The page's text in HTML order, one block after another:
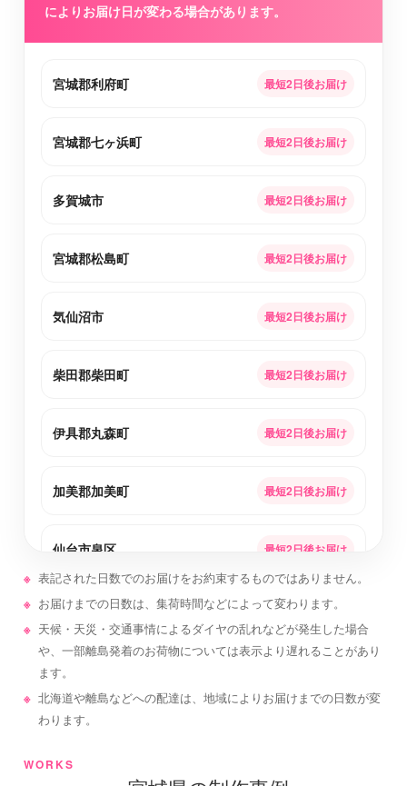
によりお届け日が変わる場合があります。
宮城郡利府町 最短2日後お届け
宮城郡七ヶ浜町 最短2日後お届け
多賀城市 最短2日後お届け
宮城郡松島町 最短2日後お届け
気仙沼市 最短2日後お届け
柴田郡柴田町 最短2日後お届け
伊具郡丸森町 最短2日後お届け
加美郡加美町 最短2日後お届け
仙台市泉区 最短2日後お届け
牡鹿郡女川町 最短2日後お届け
黒川郡大和町
刈田郡蔵王町
最短2日後お届け
表記された日数でのお届けをお約束するものではありません。
お届けまでの日数は、集荷時間などによって変わります。
天候・天災・交通事情によるダイヤの乱れなどが発生した場合
や、一部離島発着のお荷物については表示より遅れることがあり
ます。
北海道や離島などへの配達は、地域によりお届けまでの日数が変
わります。
WORKS